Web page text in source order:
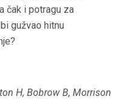
čak i potragu za
gužvao hitnu
H, Bobrow B, Morrison